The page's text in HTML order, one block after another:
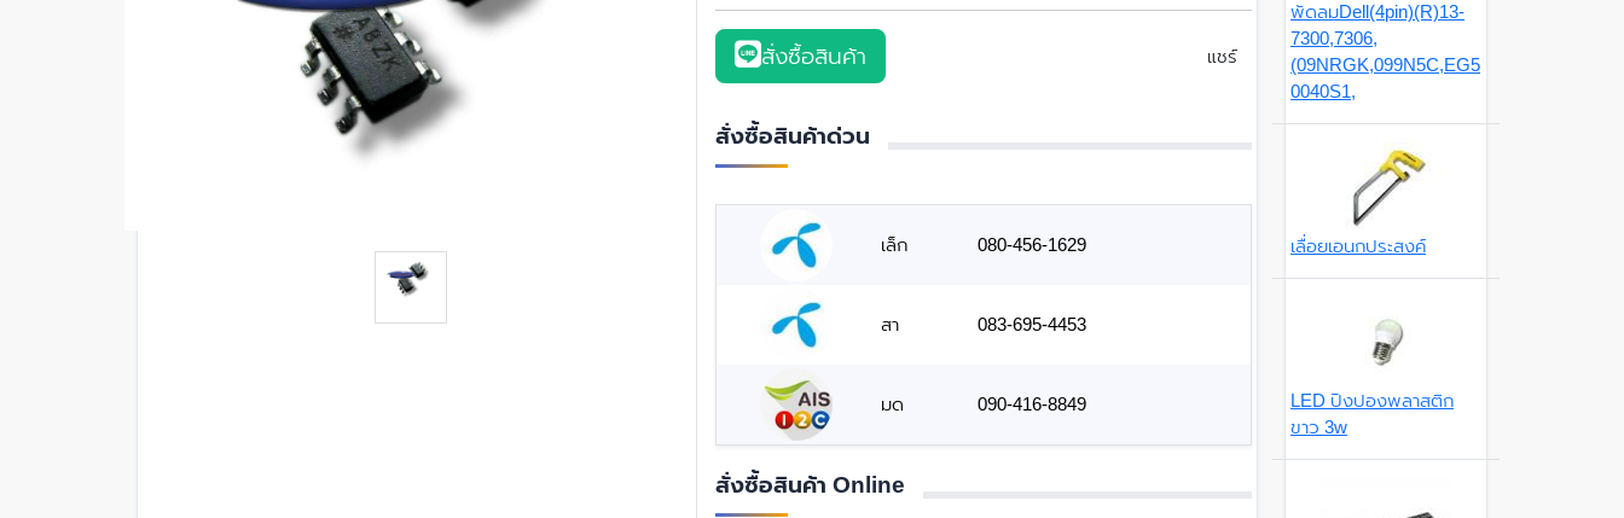
สั่งซื้อสินค้า แชร์
สั่งซื้อสินค้าด่วน
เล็ก 080-456-1629
สา 083-695-4453
มด 090-416-8849
สั่งซื้อสินค้า Online
พัดลมDell(4pin)(R)13-
7300,7306,
(09NRGK,099N5C,EG5
0040S1,
เลื่อยเอนกประสงค์
LED ปิงปองพลาสติก
ขาว 3w